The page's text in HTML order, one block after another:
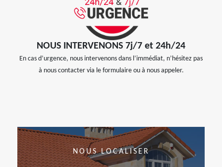
NOUS INTERVENONS 7j/7 et 24h/24
En cas d’urgence, nous intervenons dans l’immédiat, n’hésitez pas
à nous contacter via le formulaire ou à nous appeler.
NOUS LOCALISER